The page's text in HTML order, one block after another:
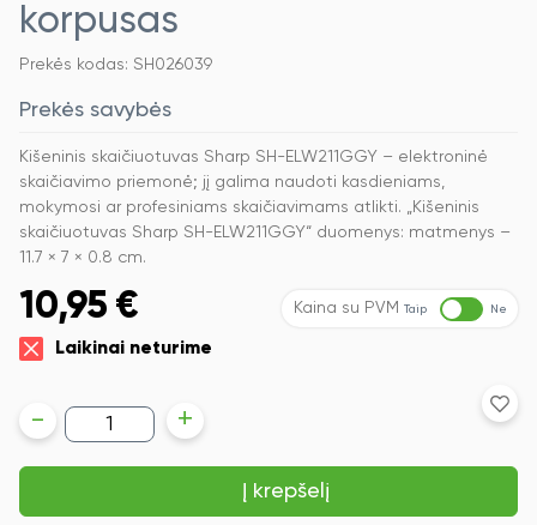
korpusas
Prekės kodas: SH026039
Prekės savybės
Kišeninis skaičiuotuvas Sharp SH-ELW211GGY – elektroninė
skaičiavimo priemonė; jį galima naudoti kasdieniams,
mokymosi ar profesiniams skaičiavimams atlikti. „Kišeninis
skaičiuotuvas Sharp SH-ELW211GGY“ duomenys: matmenys –
11.7 × 7 × 0.8 cm.
10,95 € Kaina su PVM Taip Ne
Laikinai neturime
produkto
kiekis:
Kišeninis
skaičiuotuvas
SH-
- +
Į krepšelį